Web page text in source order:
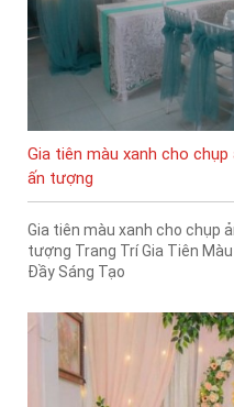
Gia tiên màu xanh cho
ấn tượng
Gia tiên màu xanh cho chụp
tượng Trang Trí Gia Tiên
Đầy Sáng Tạo